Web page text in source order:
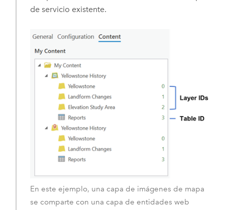
de servicio existente.
En este ejemplo, una capa de imágenes de mapa
se comparte con una capa de entidades web